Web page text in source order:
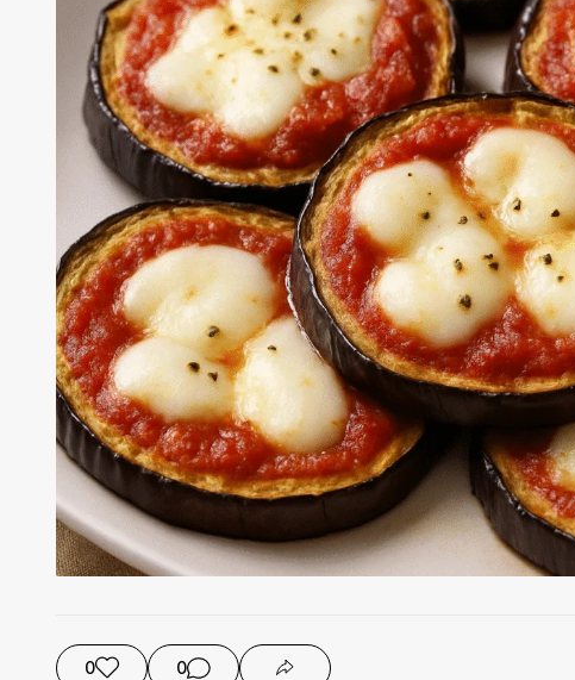
0 0